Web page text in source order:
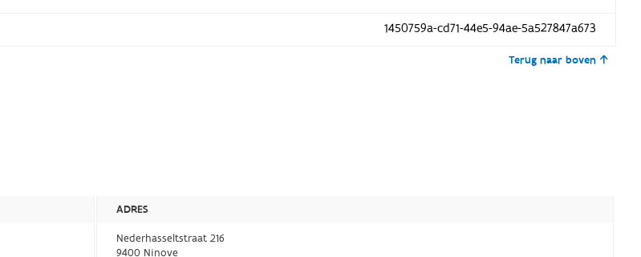
1450759a-cd71-44e5-94ae-5a527847a673
Terug naar boven
ADRES
Nederhasseltstraat 216
9400 Ninove